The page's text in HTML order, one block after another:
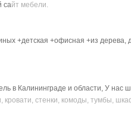
сайт мебели.
+детская +офисная +из дерева,
в Калининграде и области, У нас
кровати, стенки, комоды, тумбы,